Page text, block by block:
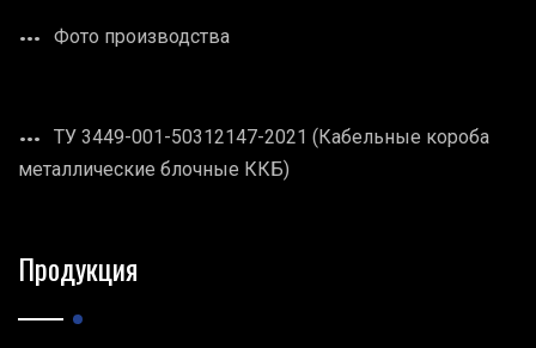
Фото производства
ТУ 3449-001-50312147-2021 (Кабельные короба
металлические блочные ККБ)
Продукция